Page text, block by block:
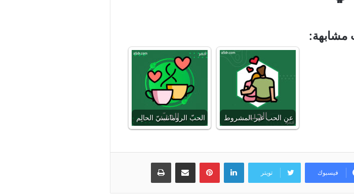
مشابهة:
الحبّ الرومانسيّ الحالِم عنِ الحب غير المشروط
فيسبوك تويتر
لينكدإن بينتيريستمشاركة عبر البريد طباعة